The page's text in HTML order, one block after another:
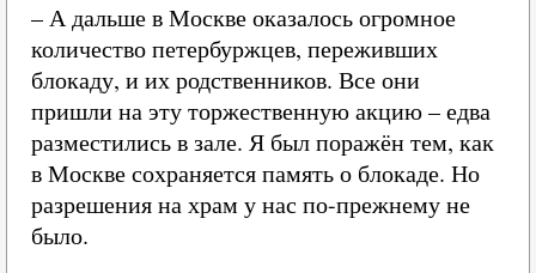
– А дальше в Москве оказалось огромное
количество петербуржцев, переживших
блокаду, и их родственников. Все они
пришли на эту торжественную акцию – едва
разместились в зале. Я был поражён тем, как
в Москве сохраняется память о блокаде. Но
разрешения на храм у нас по-прежнему не
было.